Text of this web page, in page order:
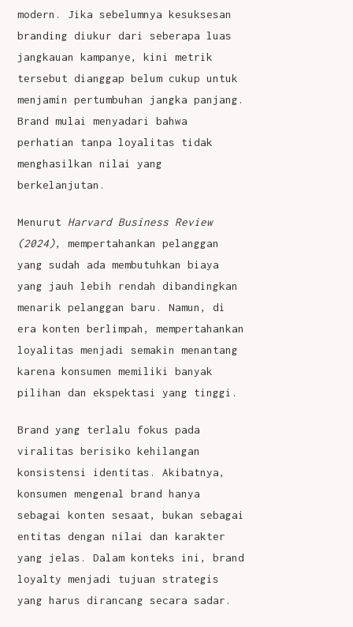
modern. Jika sebelumnya kesuksesan
branding diukur dari seberapa luas
jangkauan kampanye, kini metrik
tersebut dianggap belum cukup untuk
menjamin pertumbuhan jangka panjang.
Brand mulai menyadari bahwa
perhatian tanpa loyalitas tidak
menghasilkan nilai yang
berkelanjutan.
Menurut Harvard Business Review
(2024), mempertahankan pelanggan
yang sudah ada membutuhkan biaya
yang jauh lebih rendah dibandingkan
menarik pelanggan baru. Namun, di
era konten berlimpah, mempertahankan
loyalitas menjadi semakin menantang
karena konsumen memiliki banyak
pilihan dan ekspektasi yang tinggi.
Brand yang terlalu fokus pada
viralitas berisiko kehilangan
konsistensi identitas. Akibatnya,
konsumen mengenal brand hanya
sebagai konten sesaat, bukan sebagai
entitas dengan nilai dan karakter
yang jelas. Dalam konteks ini, brand
loyalty menjadi tujuan strategis
yang harus dirancang secara sadar.